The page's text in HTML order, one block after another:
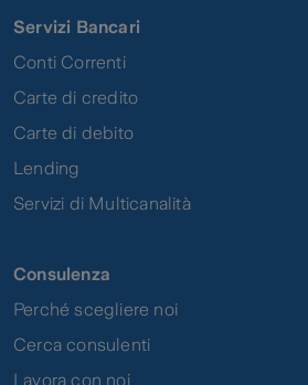
Servizi Bancari
Conti Correnti
Carte di credito
Carte di debito
Lending
Servizi di Multicanalità
Consulenza
Perché scegliere noi
Cerca consulenti
Lavora con noi